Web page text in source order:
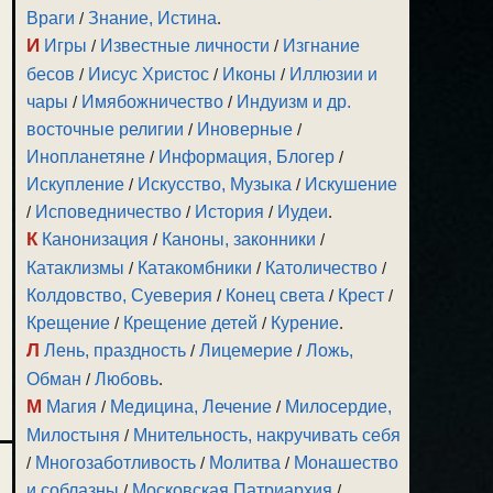
Враги /Знание, Истина.
И Игры / Известные личности / Изгнание
бесов / Иисус Христос / Иконы / Иллюзии и
чары / Имябожничество / Индуизм и др.
восточные религии / Иноверные /
Инопланетяне / Информация, Блогер /
Искупление / Искусство, Музыка / Искушение
/ Исповедничество / История / Иудеи.
К Канонизация / Каноны, законники /
Катаклизмы / Катакомбники / Католичество /
Колдовство, Суеверия / Конец света / Крест /
Крещение / Крещение детей / Курение.
Л Лень, праздность /Лицемерие /Ложь,
Обман /Любовь.
М Магия / Медицина, Лечение / Милосердие,
Милостыня / Мнительность, накручивать себя
/ Многозаботливость / Молитва / Монашество